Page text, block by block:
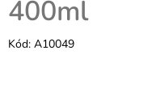
400ml
Kód: A10049